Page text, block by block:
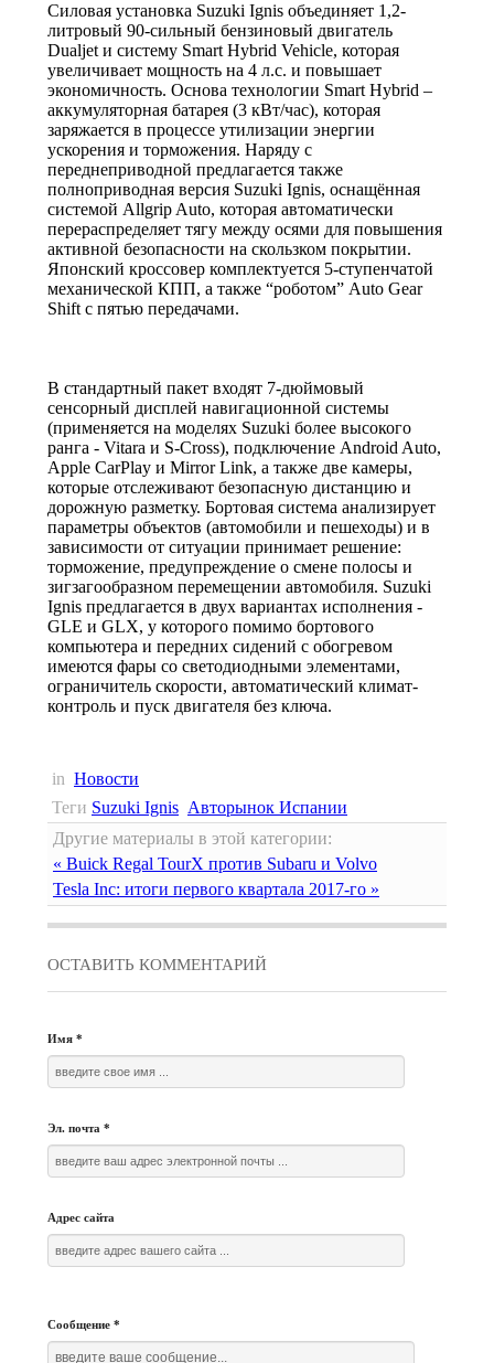
Силовая установка Suzuki Ignis объединяет 1,2-
литровый 90-сильный бензиновый двигатель
Dualjet и систему Smart Hybrid Vehicle, которая
увеличивает мощность на 4 л.с. и повышает
экономичность. Основа технологии Smart Hybrid –
аккумуляторная батарея (3 кВт/час), которая
заряжается в процессе утилизации энергии
ускорения и торможения. Наряду с
переднеприводной предлагается также
полноприводная версия Suzuki Ignis, оснащённая
системой Allgrip Auto, которая автоматически
перераспределяет тягу между осями для повышения
активной безопасности на скользком покрытии.
Японский кроссовер комплектуется 5-ступенчатой
механической КПП, а также “роботом” Auto Gear
Shift с пятью передачами.
В стандартный пакет входят 7-дюймовый
сенсорный дисплей навигационной системы
(применяется на моделях Suzuki более высокого
ранга - Vitara и S-Cross), подключение Android Auto,
Apple CarPlay и Mirror Link, а также две камеры,
которые отслеживают безопасную дистанцию и
дорожную разметку. Бортовая система анализирует
параметры объектов (автомобили и пешеходы) и в
зависимости от ситуации принимает решение:
торможение, предупреждение о смене полосы и
зигзагообразном перемещении автомобиля. Suzuki
Ignis предлагается в двух вариантах исполнения -
GLE и GLX, у которого помимо бортового
компьютера и передних сидений с обогревом
имеются фары со светодиодными элементами,
ограничитель скорости, автоматический климат-
контроль и пуск двигателя без ключа.
in Новости
Теги Suzuki Ignis Авторынок Испании
Другие материалы в этой категории:
« Buick Regal TourX против Subaru и Volvo
Tesla Inc: итоги первого квартала 2017-го »
ОСТАВИТЬ КОММЕНТАРИЙ
Имя *
Эл. почта *
Адрес сайта
Сообщение *